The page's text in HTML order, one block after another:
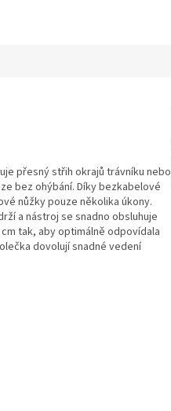
přesný střih okrajů trávníku nebo
bez ohýbání. Díky bezkabelové
nůžky pouze několika úkony.
a nástroj se snadno obsluhuje
tak, aby optimálně odpovídala
dovolují snadné vedení